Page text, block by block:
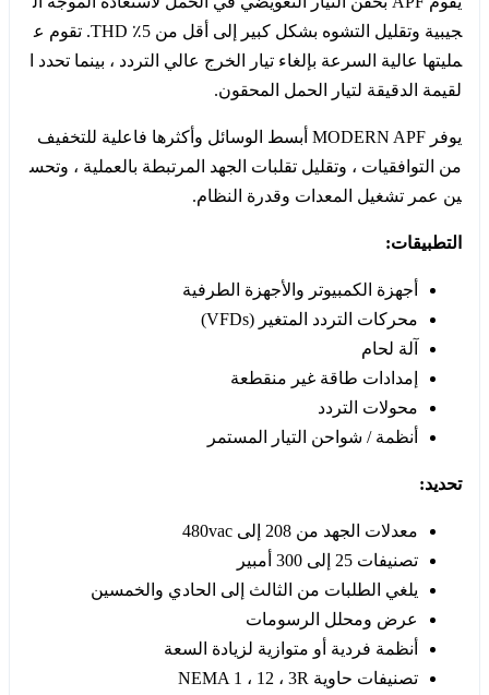
جيبية وتقليل التشوه بشكل كبير إلى أقل من 5٪ THD. تقوم ع
مليتها عالية السرعة بإلغاء تيار الخرج عالي التردد ، بينما تحدد ا
لقيمة الدقيقة لتيار الحمل المحقون.
يوفر MODERN APF أبسط الوسائل وأكثرها فاعلية للتخفيف
من التوافقيات ، وتقليل تقلبات الجهد المرتبطة بالعملية ، وتحس
ين عمر تشغيل المعدات وقدرة النظام.
التطبيقات:
أجهزة الكمبيوتر والأجهزة الطرفية
محركات التردد المتغير (VFDs)
آلة لحام
إمدادات طاقة غير منقطعة
محولات التردد
أنظمة / شواحن التيار المستمر
تحديد:
معدلات الجهد من 208 إلى 480vac
تصنيفات 25 إلى 300 أمبير
يلغي الطلبات من الثالث إلى الحادي والخمسين
عرض ومحلل الرسومات
أنظمة فردية أو متوازية لزيادة السعة
تصنيفات حاوية NEMA 1 ، 12 ، 3R